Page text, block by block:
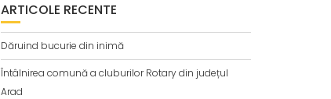
ARTICOLE RECENTE
Dăruind bucurie din inimă
Întâlnirea comună a cluburilor Rotary din județul
Arad